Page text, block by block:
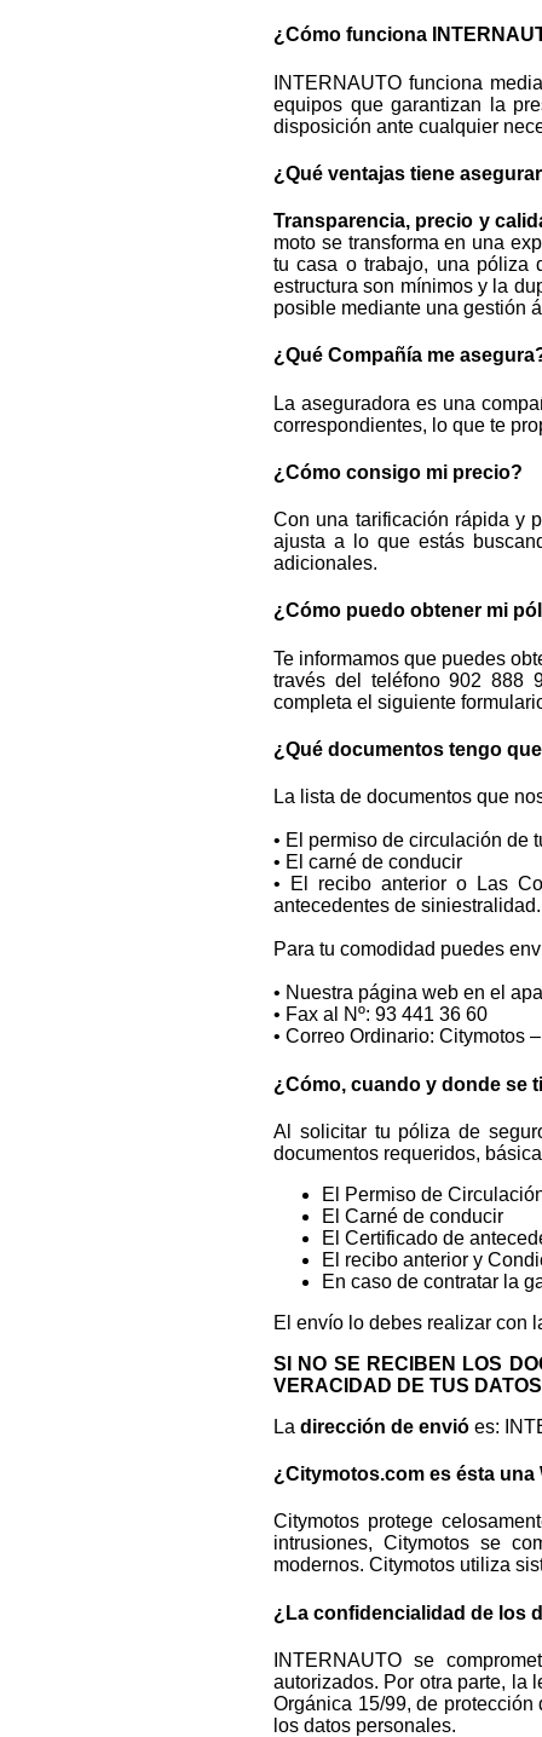
¿Cómo funciona
INTERNAUTO funciona
equipos que garantizan la
disposición ante cualquier
¿Qué ventajas tiene
Transparencia, precio y
moto se transforma en una
tu casa o trabajo, una póliza
estructura son mínimos y la
posible mediante una gestión
¿Qué Compañía me
La aseguradora es una
correspondientes, lo que te
¿Cómo consigo mi precio?
Con una tarificación rápida y
ajusta a lo que estás
adicionales.
¿Cómo puedo obtener mi
Te informamos que puedes
través del teléfono 902 888
completa el siguiente
¿Qué documentos tengo
La lista de documentos que
• El permiso de circulación de
• El carné de conducir
• El recibo anterior o Las
antecedentes de siniestralidad.
Para tu comodidad puedes
• Nuestra página web en el
• Fax al Nº: 93 441 36 60
• Correo Ordinario: Citymotos
¿Cómo, cuando y donde se
Al solicitar tu póliza de
documentos requeridos,
El Permiso de
El Carné de conducir
El Certificado de
El recibo anterior y
En caso de contratar la
El envío lo debes realizar con
SI NO SE RECIBEN LOS
VERACIDAD DE TUS
La dirección de envió es:
¿Citymotos.com es ésta una
Citymotos protege
intrusiones, Citymotos se
modernos. Citymotos utiliza
¿La confidencialidad de los
INTERNAUTO se
autorizados. Por otra parte, la
Orgánica 15/99, de
los datos personales.